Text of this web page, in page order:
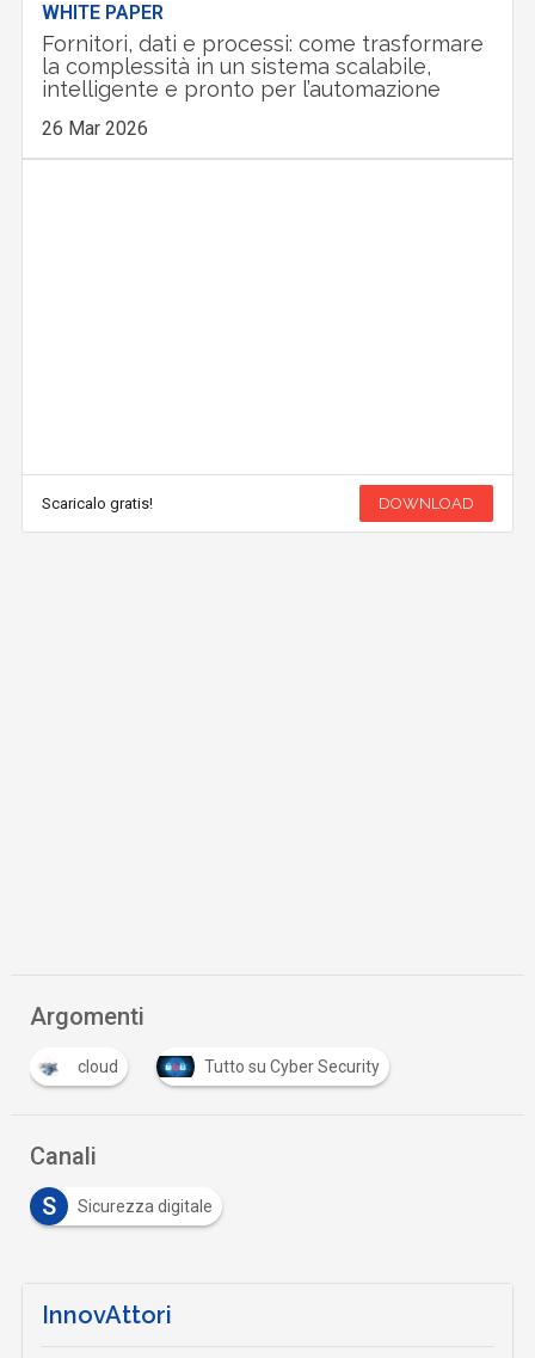
WHITE PAPER
Fornitori, dati e processi: come trasformare
la complessità in un sistema scalabile,
intelligente e pronto per l’automazione
26 Mar 2026
Scaricalo gratis! DOWNLOAD
Argomenti
cloud Tutto su Cyber Security
Canali
S
Sicurezza digitale
InnovAttori